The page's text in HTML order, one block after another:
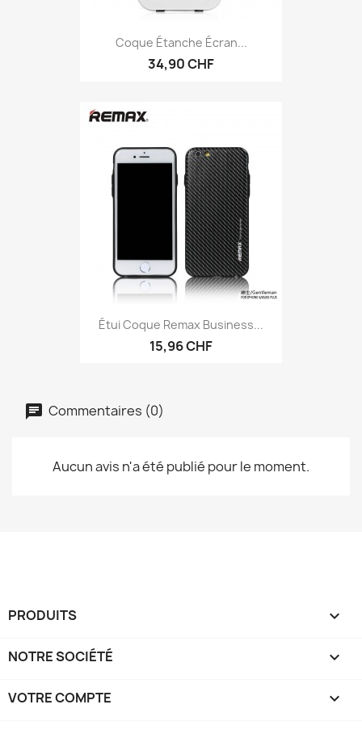
Coque Étanche Écran...
34,90 CHF
Étui Coque Remax Business...
15,96 CHF
Commentaires (0)
Aucun avis n'a été publié pour le moment.
PRODUITS 
NOTRE SOCIÉTÉ 
VOTRE COMPTE 